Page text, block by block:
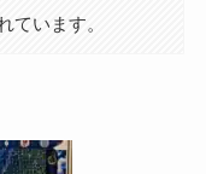
ています。